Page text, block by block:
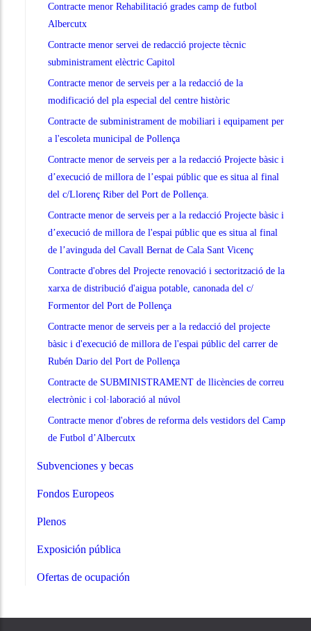
Contracte menor Rehabilitació grades camp de futbol
Albercutx
Contracte menor servei de redacció projecte tècnic
subministrament elèctric Capitol
Contracte menor de serveis per a la redacció de la
modificació del pla especial del centre històric
Contracte de subministrament de mobiliari i equipament per
a l'escoleta municipal de Pollença
Contracte menor de serveis per a la redacció Projecte bàsic i
d’execució de millora de l’espai públic que es situa al final
del c/Llorenç Riber del Port de Pollença.
Contracte menor de serveis per a la redacció Projecte bàsic i
d’execució de millora de l'espai públic que es situa al final
de l’avinguda del Cavall Bernat de Cala Sant Vicenç
Contracte d'obres del Projecte renovació i sectorització de la
xarxa de distribució d'aigua potable, canonada del c/
Formentor del Port de Pollença
Contracte menor de serveis per a la redacció del projecte
bàsic i d'execució de millora de l'espai públic del carrer de
Rubén Dario del Port de Pollença
Contracte de SUBMINISTRAMENT de llicències de correu
electrònic i col·laboració al núvol
Contracte menor d'obres de reforma dels vestidors del Camp
de Futbol d’Albercutx
Subvenciones y becas
Fondos Europeos
Plenos
Exposición pública
Ofertas de ocupación